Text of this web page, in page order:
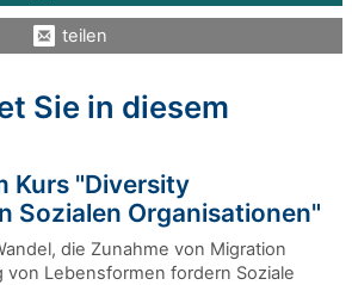
teilen
Sie in diesem
Kurs "Diversity
Sozialen Organisationen"
die Zunahme von Migration
von Lebensformen fordern Soziale